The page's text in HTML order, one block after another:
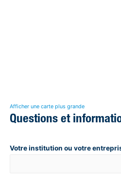
Afficher une carte plus grande
Questions et
Votre institution ou votre